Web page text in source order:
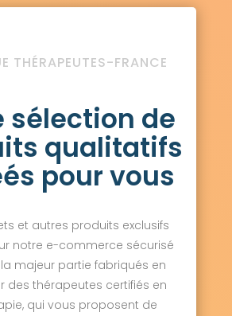
THÉRAPEUTES-FRANCE
sélection de
qualitatifs
pour vous
et autres produits exclusifs
notre e-commerce sécurisé
majeur partie fabriqués en
des thérapeutes certifiés en
qui vous proposent de